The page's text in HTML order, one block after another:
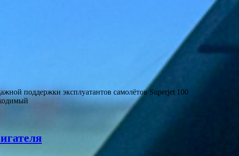
поддержки эксплуатантов самолётов Superjet 100